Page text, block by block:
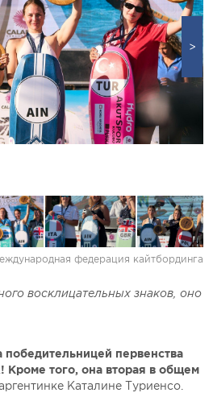
федерация кайтбординга
восклицательных знаков, оно
победительницей первенства
Кроме того, она вторая в общем
Каталине Туриенсо.